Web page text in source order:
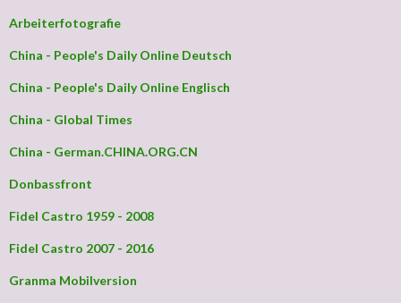
Arbeiterfotografie
China - People's Daily Online Deutsch
China - People's Daily Online Englisch
China - Global Times
China - German.CHINA.ORG.CN
Donbassfront
Fidel Castro 1959 - 2008
Fidel Castro 2007 - 2016
Granma Mobilversion